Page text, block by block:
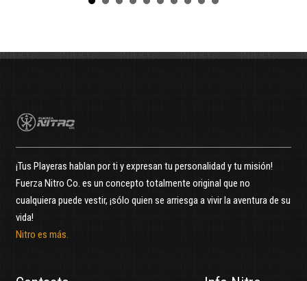
¡Tus Playeras hablan por ti y expresan tu personalidad y tu misión!
Fuerza Nitro Co. es un concepto totalmente original que no
cualquiera puede vestir, ¡sólo quien se arriesga a vivir la aventura de su
vida!
Nitro es más.